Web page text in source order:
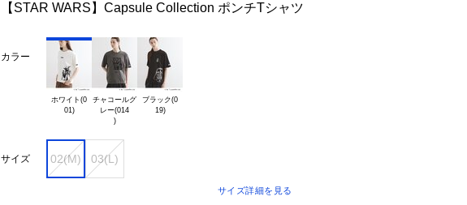
【STAR WARS】Capsule Collection ポンチTシャツ
カラー
ホワイト(0
01)
チャコールグ
レー(014
)
ブラック(0
19)
サイズ 02(M) 03(L)
サイズ詳細を見る